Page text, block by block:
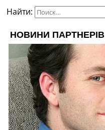
Найти: